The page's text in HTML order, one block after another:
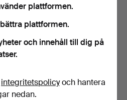
G.A.F, 1900-tal.
plattformen.
plattformen.
och innehåll till dig på
integritetspolicyoch hantera
nedan.